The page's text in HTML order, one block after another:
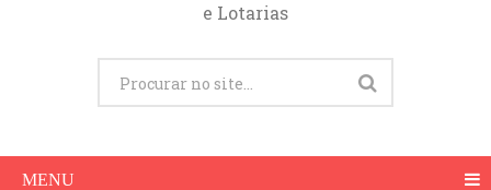
e Lotarias
MENU